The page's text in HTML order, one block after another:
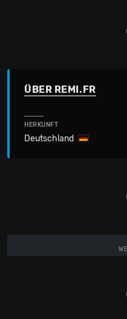
ÜBER REMI.FR
HERKUNFT
Deutschland